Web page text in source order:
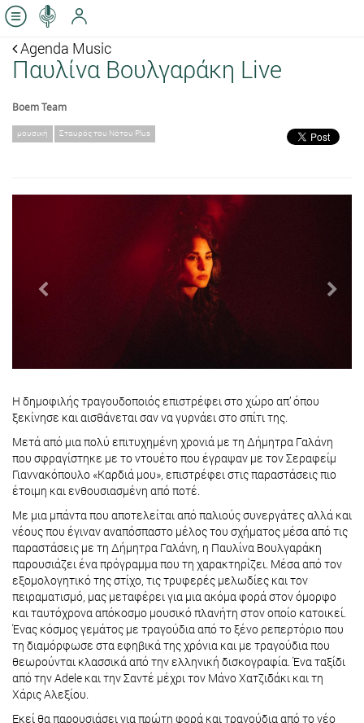
Agenda Music
Παυλίνα Βουλγαράκη Live
Boem Team
μουσική Σταυρός του Νότου Plus
Η δημοφιλής τραγουδοποιός επιστρέφει στο χώρο απ’ όπου
ξεκίνησε και αισθάνεται σαν να γυρνάει στο σπίτι της.
Μετά από μια πολύ επιτυχημένη χρονιά με τη Δήμητρα Γαλάνη
που σφραγίστηκε με το ντουέτο που έγραψαν με τον Σεραφείμ
Γιαννακόπουλο «Καρδιά μου», επιστρέφει στις παραστάσεις πιο
έτοιμη και ενθουσιασμένη από ποτέ.
Με μια μπάντα που αποτελείται από παλιούς συνεργάτες αλλά και
νέους που έγιναν αναπόσπαστο μέλος του σχήματος μέσα από τις
παραστάσεις με τη Δήμητρα Γαλάνη, η Παυλίνα Βουλγαράκη
παρουσιάζει ένα πρόγραμμα που τη χαρακτηρίζει. Μέσα από τον
εξομολογητικό της στίχο, τις τρυφερές μελωδίες και τον
πειραματισμό, μας μεταφέρει για μια ακόμα φορά στον όμορφο
και ταυτόχρονα απόκοσμο μουσικό πλανήτη στον οποίο κατοικεί.
Ένας κόσμος γεμάτος με τραγούδια από το ξένο ρεπερτόριο που
τη διαμόρφωσε στα εφηβικά της χρόνια και με τραγούδια που
θεωρούνται κλασσικά από την ελληνική δισκογραφία. Ένα ταξίδι
από την Adele και την Σαντέ μέχρι τον Μάνο Χατζιδάκι και τη
Χάρις Αλεξίου.
Εκεί θα παρουσιάσει για πρώτη φορά και τραγούδια από το νέο